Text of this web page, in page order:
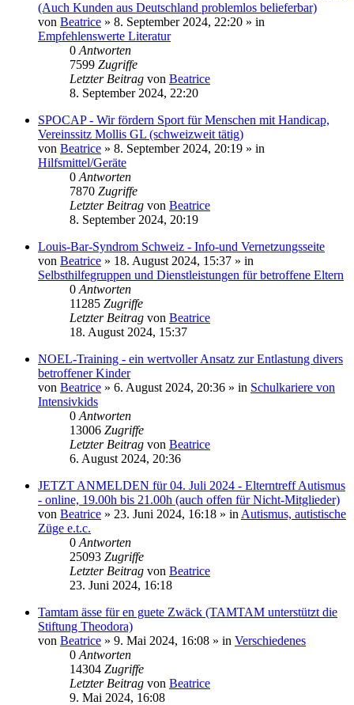
(Auch Kunden aus Deutschland problemlos belieferbar)
von Beatrice » 8. September 2024, 22:20 » in
Empfehlenswerte Literatur
0 Antworten
7599 Zugriffe
Letzter Beitrag von Beatrice
8. September 2024, 22:20
SPOCAP - Wir fördern Sport für Menschen mit Handicap,
Vereinssitz Mollis GL (schweizweit tätig)
von Beatrice » 8. September 2024, 20:19 » in
Hilfsmittel/Geräte
0 Antworten
7870 Zugriffe
Letzter Beitrag von Beatrice
8. September 2024, 20:19
Louis-Bar-Syndrom Schweiz - Info-und Vernetzungsseite
von Beatrice » 18. August 2024, 15:37 » in
Selbsthilfegruppen und Dienstleistungen für betroffene Eltern
0 Antworten
11285 Zugriffe
Letzter Beitrag von Beatrice
18. August 2024, 15:37
NOEL-Training - ein wertvoller Ansatz zur Entlastung divers
betroffener Kinder
von Beatrice » 6. August 2024, 20:36 » in Schulkariere von
Intensivkids
0 Antworten
13006 Zugriffe
Letzter Beitrag von Beatrice
6. August 2024, 20:36
JETZT ANMELDEN für 04. Juli 2024 - Elterntreff Autismus
- online, 19.00h bis 21.00h (auch offen für Nicht-Mitglieder)
von Beatrice » 23. Juni 2024, 16:18 » in Autismus, autistische
Züge e.t.c.
0 Antworten
25093 Zugriffe
Letzter Beitrag von Beatrice
23. Juni 2024, 16:18
Tamtam ässe für en guete Zwäck (TAMTAM unterstützt die
Stiftung Theodora)
von Beatrice » 9. Mai 2024, 16:08 » in Verschiedenes
0 Antworten
14304 Zugriffe
Letzter Beitrag von Beatrice
9. Mai 2024, 16:08